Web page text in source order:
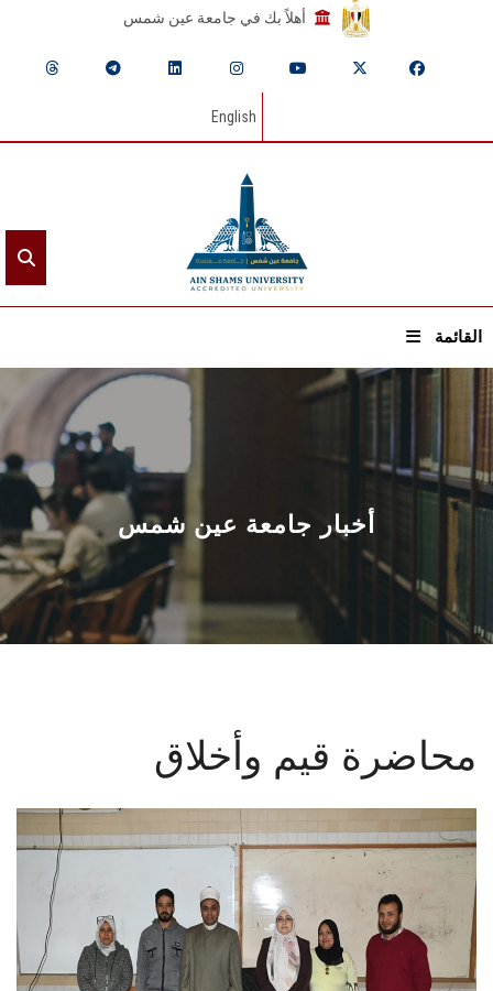
أهلاً بك في جامعة عين شمس
English
القائمة
الرئيسيـة
عن الجامعة
القطاعـات
الشئون الأكاديمية
البحث العلمي
الأنظمة الذكية
الإعلام
تواصل معنا
أخبار جامعة عين شمس
محاضرة قيم وأخلاق